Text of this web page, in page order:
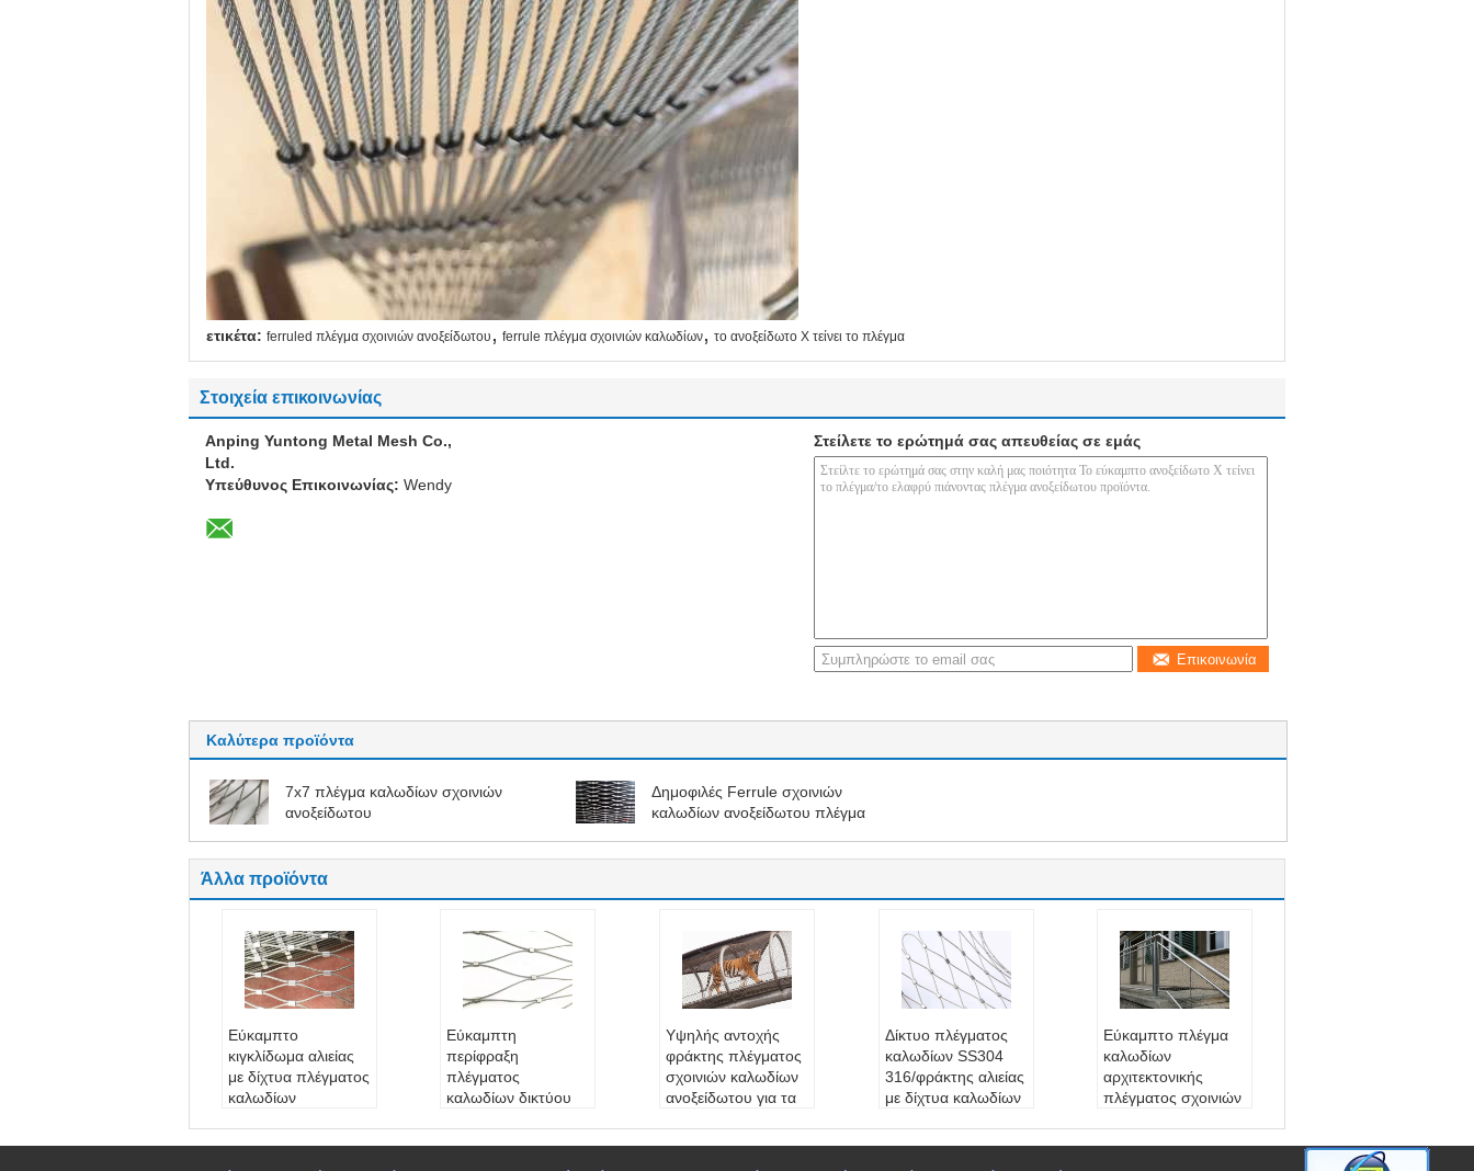
ετικέτα: ferruled πλέγμα σχοινιών ανοξείδωτου , ferrule πλέγμα σχοινιών καλωδίων, το ανοξείδωτο Χ τείνει το πλέγμα
Στοιχεία επικοινωνίας
Anping Yuntong Metal Mesh Co.,
Ltd.
Υπεύθυνος Επικοινωνίας: Wendy
Στείλετε το ερώτημά σας απευθείας σε εμάς
Επικοινωνία
Καλύτερα προϊόντα
7x7 πλέγμα καλωδίων σχοινιών
ανοξείδωτου
Δημοφιλές Ferrule σχοινιών
καλωδίων ανοξείδωτου πλέγμα
Άλλα προϊόντα
Εύκαμπτο
κιγκλίδωμα αλιείας
με δίχτυα πλέγματος
καλωδίων
Εύκαμπτη
περίφραξη
πλέγματος
καλωδίων δικτύου
Υψηλής αντοχής
φράκτης πλέγματος
σχοινιών καλωδίων
ανοξείδωτου για τα
Δίκτυο πλέγματος
καλωδίων SS304
316/φράκτης αλιείας
με δίχτυα καλωδίων
Εύκαμπτο πλέγμα
καλωδίων
αρχιτεκτονικής
πλέγματος σχοινιών